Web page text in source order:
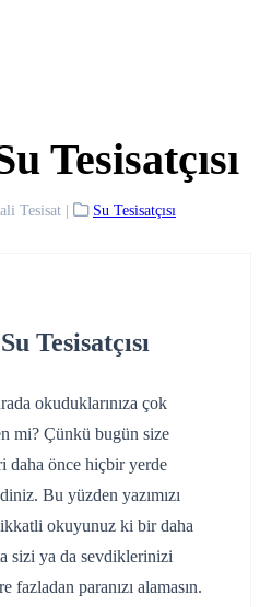
Tesisatçısı
Tesisat | Su Tesisatçısı
Tesisatçısı
okuduklarınıza çok
mi? Çünkü bugün size
daha önce hiçbir yerde
Bu yüzden yazımızı
okuyunuz ki bir daha
sizi ya da sevdiklerinizi
fazladan paranızı alamasın.